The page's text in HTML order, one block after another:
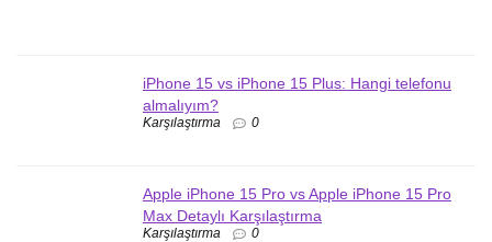
iPhone 15 vs iPhone 15 Plus: Hangi telefonu
almalıyım?
Karşılaştırma 0
Apple iPhone 15 Pro vs Apple iPhone 15 Pro
Max Detaylı Karşılaştırma
Karşılaştırma 0